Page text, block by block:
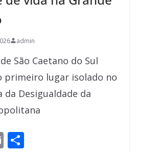
admin
São Caetano do Sul
primeiro lugar isolado no
da Desigualdade da
E